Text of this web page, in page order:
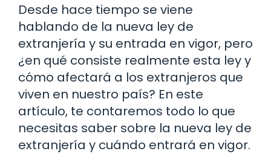
Desde hace tiempo se viene
hablando de la nueva ley de
extranjería y su entrada en vigor, pero
¿en qué consiste realmente esta ley y
cómo afectará a los extranjeros que
viven en nuestro país? En este
artículo, te contaremos todo lo que
necesitas saber sobre la nueva ley de
extranjería y cuándo entrará en vigor.